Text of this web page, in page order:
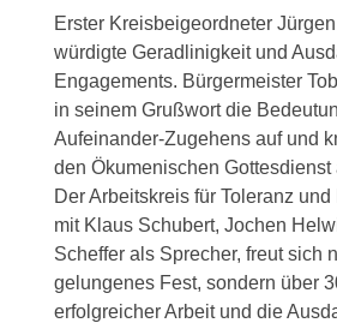
Erster Kreisbeigeordneter
würdigte Geradlinigkeit und
Engagements. Bürgermeister
in seinem Grußwort die
Aufeinander-Zugehens auf und
den Ökumenischen Gottesdienst
Der Arbeitskreis für Toleranz
mit Klaus Schubert, Jochen
Scheffer als Sprecher, freut sich
gelungenes Fest, sondern über
erfolgreicher Arbeit und die